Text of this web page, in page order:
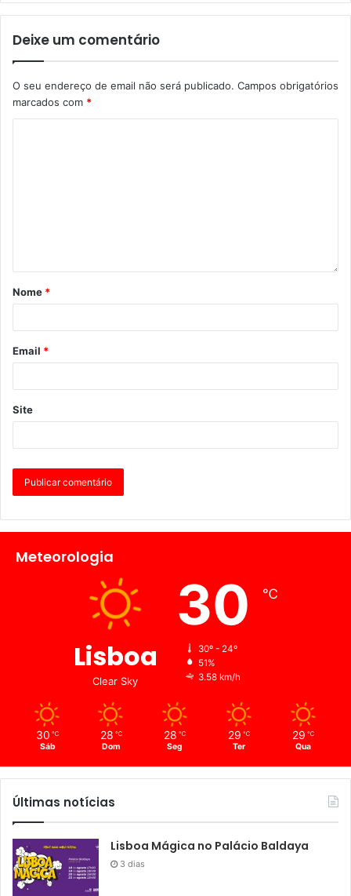
pretendem consolidar uma resposta que alia apoio social,
educação financeira e prevenção, num contexto em que a
gestão equilibrada do orçamento familiar continua a ser
um desafio para muitas famílias.
Deixe um comentário
O seu endereço de email não será publicado. Campos obrigatórios
marcados com *
Nome *
Email *
Site
Meteorologia
Lisboa
Clear Sky
30 ℃
30º - 24º
51%
3.58 km/h
30 ℃
Sáb
28 ℃
Dom
28 ℃
Seg
29 ℃
Ter
29 ℃
Qua
Últimas notícias
Lisboa Mágica no Palácio Baldaya
3 dias